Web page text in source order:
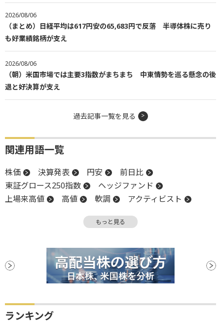
2026/08/06
（まとめ）日経平均は617円安の65,683円で反落 半導体株に売り
も好業績銘柄が支え
2026/08/06
（朝）米国市場では主要3指数がまちまち 中東情勢を巡る懸念の後
退と好決算が支え
過去記事一覧を見る
関連用語一覧
株価 決算発表 円安
前日比
東証グロース250指数
ヘッジファンド
上場来高値
高値 軟調
アクティビスト
決算 後場
ファンド 安値
もっと見る
ランキング